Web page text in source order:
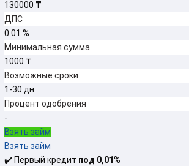
130000 ₸
ДПС
0.01 %
Минимальная сумма
1000 ₸
Возможные сроки
1-30 дн.
Процент одобрения
-
Взять займ
Взять займ
✔️ Первый кредит под 0,01%